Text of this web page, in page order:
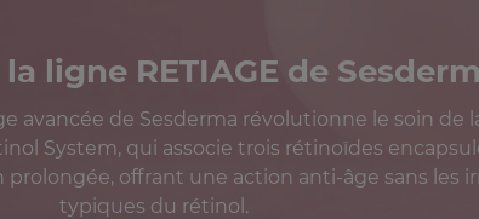
ligne RETIAGE de
avancée de Sesderma révolutionne le soin de
System, qui associe trois rétinoïdes
prolongée, offrant une action anti-âge sans les
typiques du rétinol.